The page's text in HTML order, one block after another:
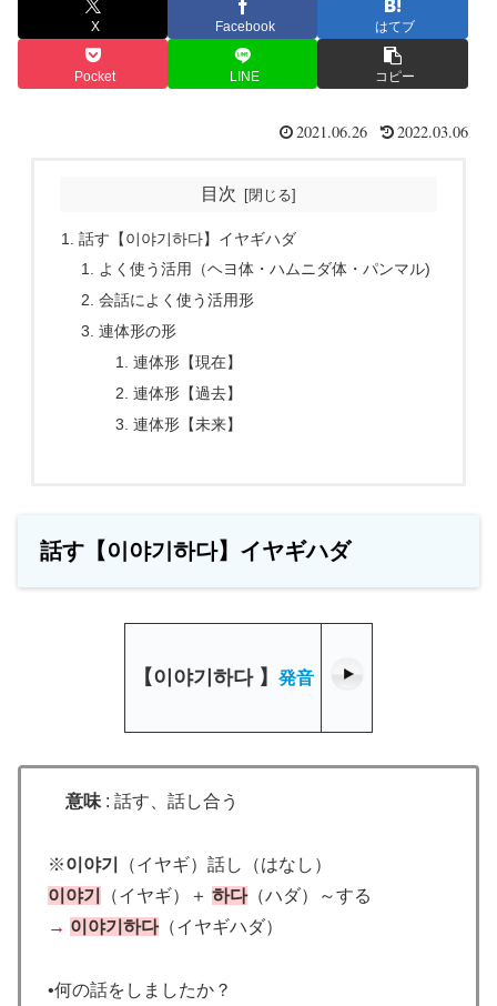
X Facebook はてブ
Pocket LINE コピー
2021.06.26 2022.03.06
目次
話す【이야기하다】イヤギハダ
よく使う活用（ヘヨ体・ハムニダ体・パンマル)
会話によく使う活用形
連体形の形
連体形【現在】
連体形【過去】
連体形【未来】
話す【이야기하다】イヤギハダ
【이야기하다】 発音
意味 : 話す、話し合う
※이야기
（イヤギ）話し（はなし）
이야기
（イヤギ）＋ 하다（ハダ）～する
→ 이야기 하다（イヤギハダ）
•何の話をしましたか？